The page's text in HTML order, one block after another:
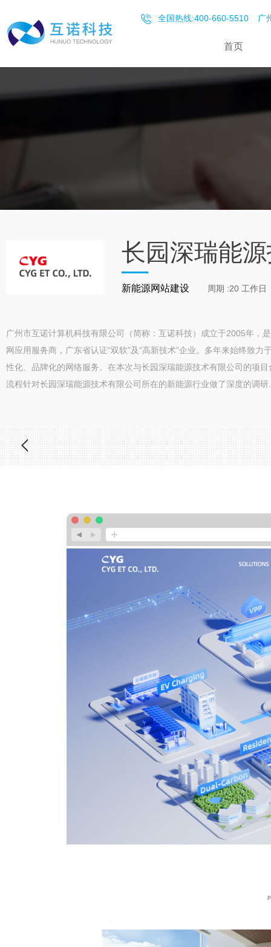
全国热线:400-660-5510 广
首页
长园深瑞能
新能源网站建设 周期 :20 工作日
广州市互诺计算机科技有限公司（简称：互诺科技）成立于2005年，
网应用服务商，广东省认证“双软”及“高新技术”企业。多年来始终致力
性化、品牌化的网络服务。在本次与长园深瑞能源技术有限公司的项
流程针对长园深瑞能源技术有限公司所在的新能源行业做了深度的调研